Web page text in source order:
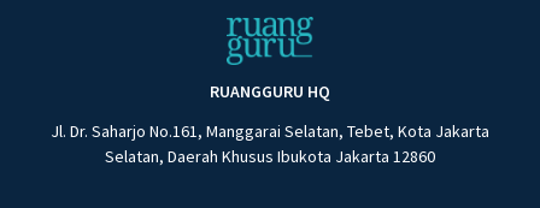
RUANGGURU HQ
Jl. Dr. Saharjo No.161, Manggarai Selatan, Tebet, Kota Jakarta
Selatan, Daerah Khusus Ibukota Jakarta 12860